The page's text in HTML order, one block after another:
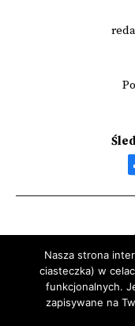
Sfinansowano
Rozwoju
Rozwoju
Nasza strona
ciasteczka) w
funkcjonalnych.
zapisywane na